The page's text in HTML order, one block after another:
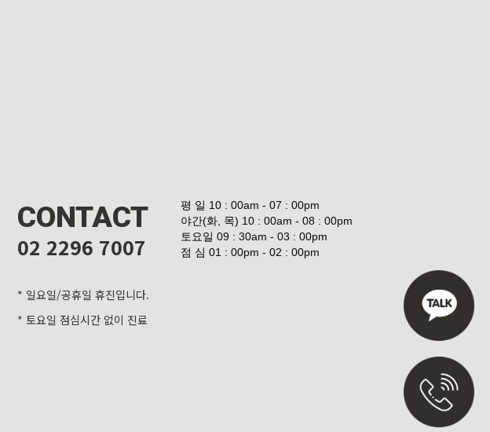
CONTACT
02 2296 7007
* 일요일/공휴일 휴진입니다.
* 토요일 점심시간 없이 진료
평 일 10 : 00am - 07 : 00pm
야간(화, 목) 10 : 00am - 08 : 00pm
토요일 09 : 30am - 03 : 00pm
점 심 01 : 00pm - 02 : 00pm